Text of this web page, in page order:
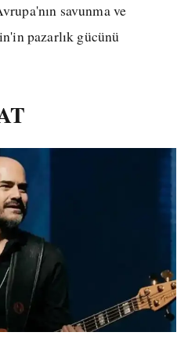
savunma ve
pazarlık gücünü